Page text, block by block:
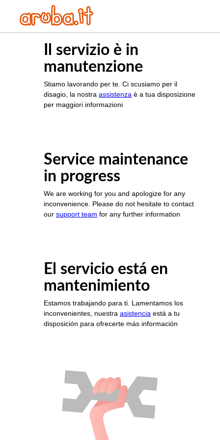
Il servizio è in
manutenzione
Stiamo lavorando per te. Ci scusiamo per il
disagio, la nostra assistenza è a tua disposizione
per maggiori informazioni
Service maintenance
in progress
We are working for you and apologize for any
inconvenience. Please do not hesitate to contact
our support team for any further information
El servicio está en
mantenimiento
Estamos trabajando para ti. Lamentamos los
inconvenientes, nuestra asistencia está a tu
disposición para ofrecerte más información